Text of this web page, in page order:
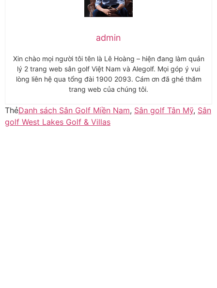
admin
Xin chào mọi người tôi tên là Lê Hoàng – hiện đang làm quản
lý 2 trang web sân golf Việt Nam và Alegolf. Mọi góp ý vui
lòng liên hệ qua tổng đài 1900 2093. Cám ơn đã ghé thăm
trang web của chúng tôi.
ThẻDanh sách Sân Golf Miền Nam, Sân golf Tân Mỹ, Sân
golf West Lakes Golf & Villas